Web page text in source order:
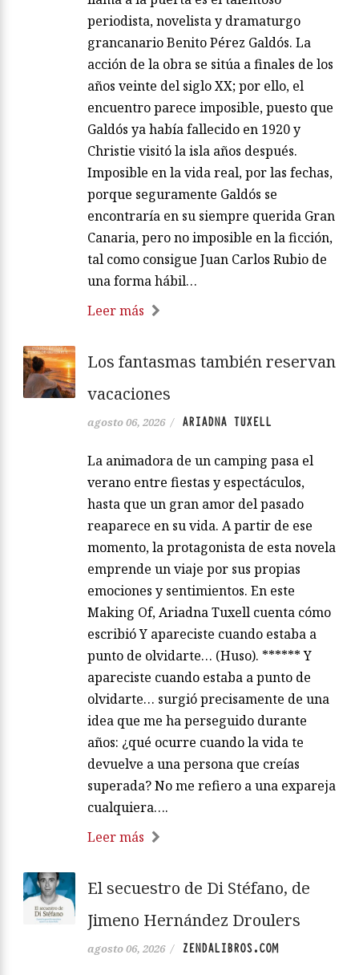
periodista, novelista y dramaturgo
grancanario Benito Pérez Galdós. La
acción de la obra se sitúa a finales de los
años veinte del siglo XX; por ello, el
encuentro parece imposible, puesto que
Galdós ya había fallecido en 1920 y
Christie visitó la isla años después.
Imposible en la vida real, por las fechas,
porque seguramente Galdós se
encontraría en su siempre querida Gran
Canaria, pero no imposible en la ficción,
tal como consigue Juan Carlos Rubio de
una forma hábil…
Leer más
Los fantasmas también reservan
vacaciones
agosto 06, 2026 / ARIADNA TUXELL
La animadora de un camping pasa el
verano entre fiestas y espectáculos,
hasta que un gran amor del pasado
reaparece en su vida. A partir de ese
momento, la protagonista de esta novela
emprende un viaje por sus propias
emociones y sentimientos. En este
Making Of, Ariadna Tuxell cuenta cómo
escribió Y apareciste cuando estaba a
punto de olvidarte… (Huso). ****** Y
apareciste cuando estaba a punto de
olvidarte… surgió precisamente de una
idea que me ha perseguido durante
años: ¿qué ocurre cuando la vida te
devuelve a una persona que creías
superada? No me refiero a una expareja
cualquiera….
Leer más
El secuestro de Di Stéfano, de
Jimeno Hernández Droulers
agosto 06, 2026 / ZENDALIBROS.COM